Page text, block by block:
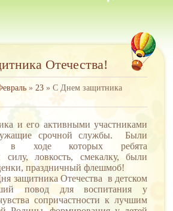
Отечества!
» 23 » С Днем защитника
и его активными участниками
срочной службы. Были
в ходе которых ребята
силу, ловкость, смекалку, были
праздничный флешмоб!
защитника Отечества в детском
повод для воспитания у
сопричастности к лучшим